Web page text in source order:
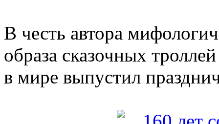
В честь автора
образа сказочных
в мире выпустил